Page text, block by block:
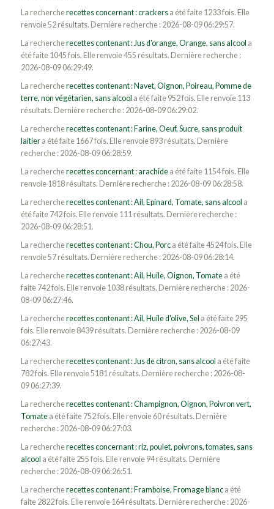
La rechercherecettes concernant : crackersa été faite 1233 fois. Elle
renvoie 52 résultats. Dernière recherche : 2026-08-09 06:29:57.
La rechercherecettes contenant : Jus d'orange, Orange, sans alcool a
été faite 1045 fois. Elle renvoie 455 résultats. Dernière recherche :
2026-08-09 06:29:49.
La rechercherecettes contenant : Navet, Oignon, Poireau, Pomme de
terre, non végétarien, sans alcool a été faite 952 fois. Elle renvoie 113
résultats. Dernière recherche : 2026-08-09 06:29:02.
La rechercherecettes contenant : Farine, Oeuf, Sucre, sans produit
laitiera été faite 1667 fois. Elle renvoie 893 résultats. Dernière
recherche : 2026-08-09 06:28:59.
La rechercherecettes concernant : arachidea été faite 1154 fois. Elle
renvoie 1818 résultats. Dernière recherche : 2026-08-09 06:28:58.
La rechercherecettes contenant : Ail, Epinard, Tomate, sans alcool a
été faite 742 fois. Elle renvoie 111 résultats. Dernière recherche :
2026-08-09 06:28:51.
La rechercherecettes contenant : Chou, Porca été faite 4524 fois. Elle
renvoie 57 résultats. Dernière recherche : 2026-08-09 06:28:14.
La rechercherecettes contenant : Ail, Huile, Oignon, Tomatea été
faite 742 fois. Elle renvoie 1038 résultats. Dernière recherche : 2026-
08-09 06:27:46.
La rechercherecettes contenant : Ail, Huile d'olive, Sel a été faite 295
fois. Elle renvoie 8439 résultats. Dernière recherche : 2026-08-09
06:27:43.
La rechercherecettes contenant : Jus de citron, sans alcool a été faite
782 fois. Elle renvoie 5181 résultats. Dernière recherche : 2026-08-
09 06:27:39.
La rechercherecettes contenant : Champignon, Oignon, Poivron vert,
Tomatea été faite 752 fois. Elle renvoie 60 résultats. Dernière
recherche : 2026-08-09 06:27:03.
La rechercherecettes concernant : riz, poulet, poivrons, tomates, sans
alcool a été faite 255 fois. Elle renvoie 94 résultats. Dernière
recherche : 2026-08-09 06:26:51.
La rechercherecettes contenant : Framboise, Fromage blanca été
faite 2822 fois. Elle renvoie 164 résultats. Dernière recherche : 2026-